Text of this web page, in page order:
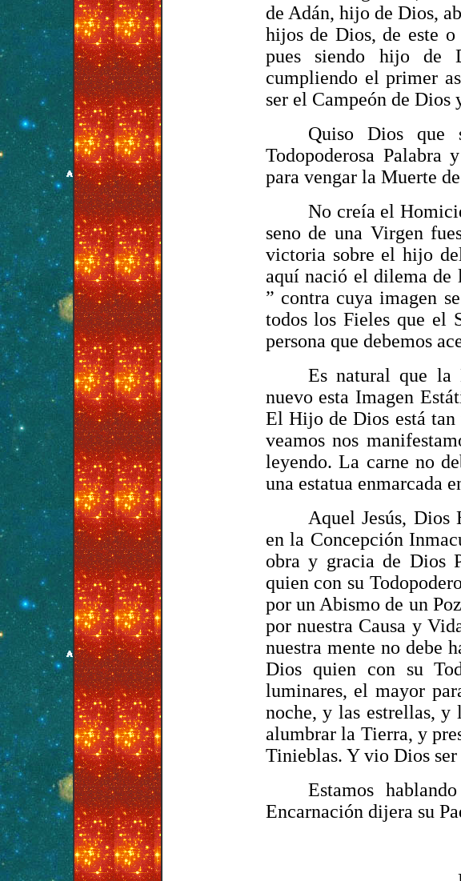
de Adán, hijo de Dios,
hijos de Dios, de este
pues siendo hijo de
cumpliendo el primer
ser el Campeón de Dios
Quiso Dios que
Todopoderosa Palabra
para vengar la Muerte
No creía el
seno de una Virgen
victoria sobre el hijo
aquí nació el dilema de
” contra cuya imagen
todos los Fieles que el
persona que debemos
Es natural que la
nuevo esta Imagen
El Hijo de Dios está
veamos nos
leyendo. La carne no
una estatua enmarcada
Aquel Jesús,
en la Concepción
obra y gracia de Dios
quien con su
por un Abismo de un
por nuestra Causa y
nuestra mente no debe
Dios quien con su
luminares, el mayor
noche, y las estrellas, y
alumbrar la Tierra, y
Tinieblas. Y vio Dios ser
Estamos
Encarnación dijera su